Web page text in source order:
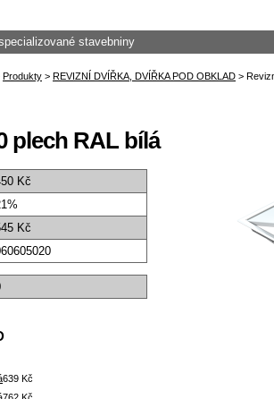
stavebniny
plech RAL bílá
Kč
Kč
639 Kč